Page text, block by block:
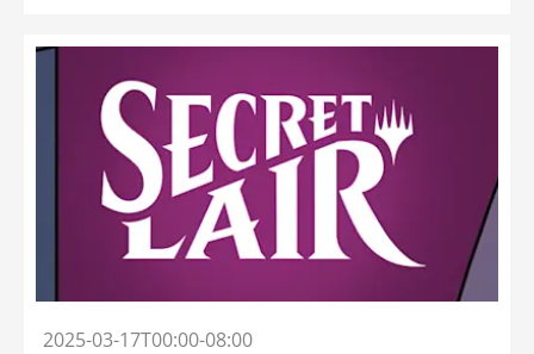
2025-03-17T00:00-08:00